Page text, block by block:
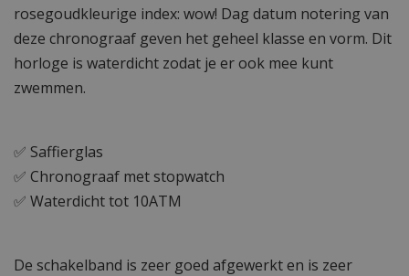
rosegoudkleurige index: wow! Dag datum notering van
deze chronograaf geven het geheel klasse en vorm. Dit
horloge is waterdicht zodat je er ook mee kunt
zwemmen.
✅ Saffierglas
✅ Chronograaf met stopwatch
✅ Waterdicht tot 10ATM
De schakelband is zeer goed afgewerkt en is zeer